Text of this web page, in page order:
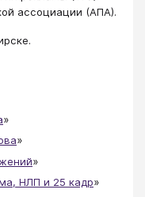
ассоциации (АПА).
»
»
»
НЛП и 25 кадр»